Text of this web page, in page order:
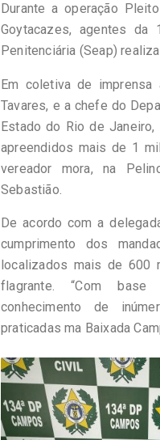
Durante a operação
Goytacazes, agentes
Penitenciária (Seap)
Em coletiva de imprensa
Tavares, e a chefe do
Estado do Rio de
apreendidos mais de 1
vereador mora, na
Sebastião.
De acordo com a
cumprimento dos
localizados mais de 600
flagrante. “Com
conhecimento de
praticadas ma Baixada